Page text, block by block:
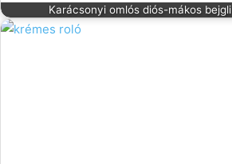
Karácsonyi omlós diós-mákos bejgli